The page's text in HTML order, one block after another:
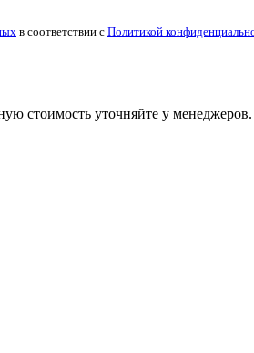
в соответствии с Политикой
стоимость уточняйте у менеджеров.